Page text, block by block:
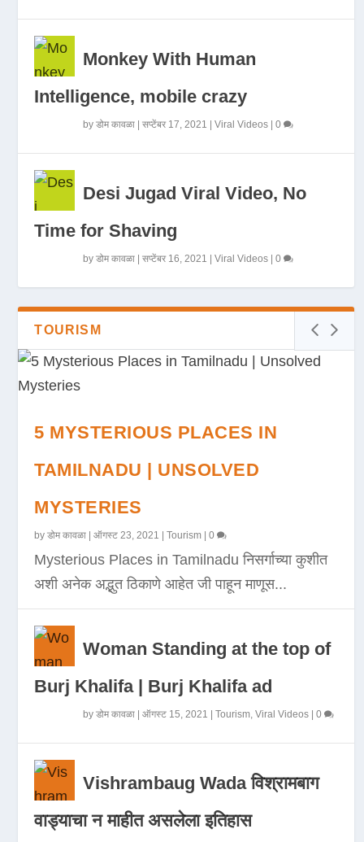
Monkey With Human
Intelligence, mobile crazy
byडोम कावळा |सप्टेंबर 17, 2021 |Viral Videos |0
Desi Jugad Viral Video, No
Time for Shaving
byडोम कावळा |सप्टेंबर 16, 2021 |Viral Videos |0
TOURISM
5 MYSTERIOUS PLACES IN
TAMILNADU | UNSOLVED
MYSTERIES
byडोम कावळा |ऑगस्ट 23, 2021 |Tourism |0
Mysterious Places in Tamilnadu निसर्गाच्या कुशीत
अशी अनेक अद्भुत ठिकाणे आहेत जी पाहून माणूस...
Woman Standing at the top of
Burj Khalifa | Burj Khalifa ad
byडोम कावळा |ऑगस्ट 15, 2021 |Tourism,Viral Videos |0
Vishrambaug Wada विश्रामबाग
वाड्याचा न माहीत असलेला इतिहास